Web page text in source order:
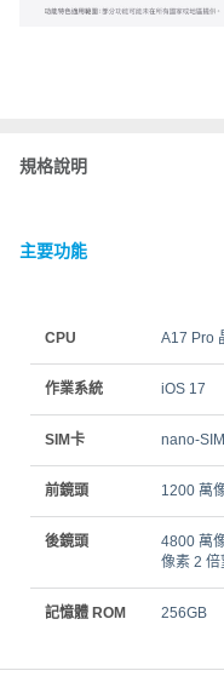
規格說明
主要功能
CPU A17 Pro
作業系統 iOS 17
SIM卡 nano‑SIM
前鏡頭 1200 萬
後鏡頭
4800 萬
像素 2 倍
記憶體 ROM 256GB